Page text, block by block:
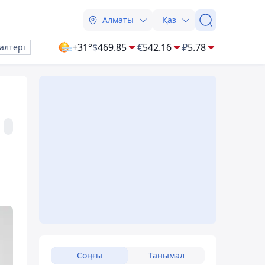
Алматы Қаз
+31°$469.85 €542.16 ₽5.78
Соңғы Танымал